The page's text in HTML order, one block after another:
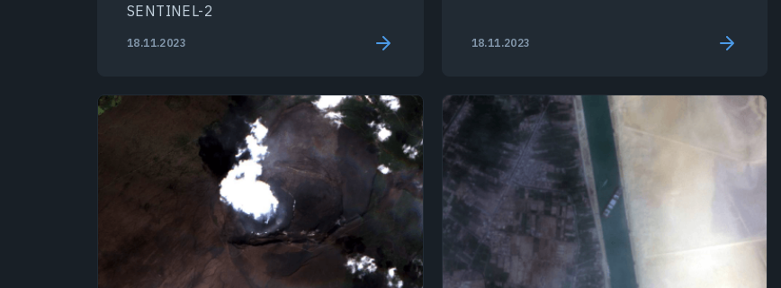
SENTINEL-2
18.11.2023 18.11.2023